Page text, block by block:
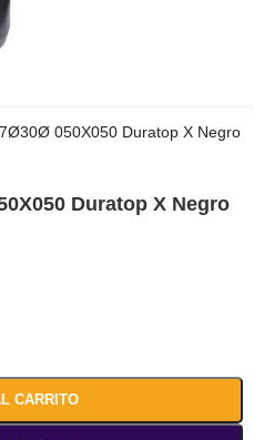
050X050 Duratop X Negro
Duratop X Negro
CARRITO